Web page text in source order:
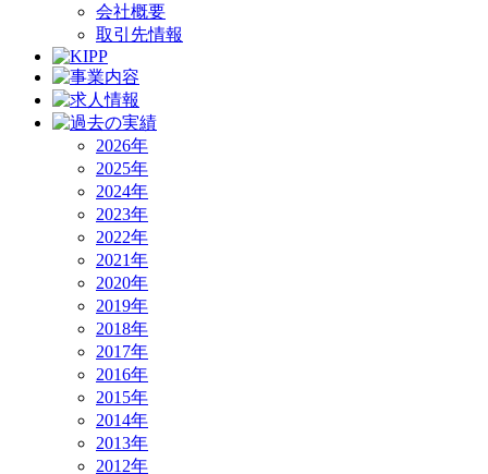
会社概要
取引先情報
2026年
2025年
2024年
2023年
2022年
2021年
2020年
2019年
2018年
2017年
2016年
2015年
2014年
2013年
2012年